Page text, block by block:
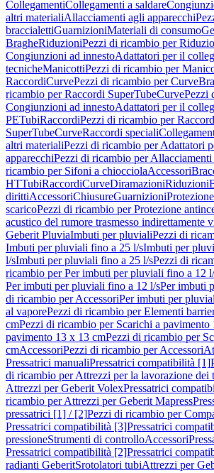
CollegamentiCollegamenti a saldare
altri materialiAllacciamenti agli apparecchi
braccialettiGuarnizioniMateriali di consumo
BragheRiduzioniPezzi di ricambio per
Congiunzioni ad innestoAdattatori per il
tecnicheManicottiPezzi di ricambio per
RaccordiCurvePezzi di ricambio per Curve
ricambio per Raccordi SuperTubeCurvePezzi
Congiunzioni ad innestoAdattatori per il
PETubiRaccordiPezzi di ricambio per
SuperTubeCurveRaccordi speciali
altri materialiPezzi di ricambio per Adattatori
apparecchiPezzi di ricambio per Allacciamenti
ricambio per Sifoni a chiocciolaAccessori
HTTubiRaccordiCurveDiramazioniRiduzioni
dirittiAccessoriChiusureGuarnizioni
scaricoPezzi di ricambio per Protezione
acustico del rumore trasmesso indirettamente
Geberit PluviaImbuti per pluvialiPezzi di
Imbuti per pluviali fino a 25 l/sImbuti per
l/sImbuti per pluviali fino a 25 l/sPezzi di
ricambio per Per imbuti per pluviali fino a 12
Per imbuti per pluviali fino a 12 l/sPer imbuti
di ricambio per AccessoriPer imbuti per
al vaporePezzi di ricambio per Elementi
cmPezzi di ricambio per Scarichi a pavimento
pavimento 13 x 13 cmPezzi di ricambio per
cmAccessoriPezzi di ricambio per Accessori
Pressatrici manualiPressatrici compatibilità [1]
di ricambio per Attrezzi per la lavorazione dei
Attrezzi per Geberit VolexPressatrici
ricambio per Attrezzi per Geberit Mapress
pressatrici [1] / [2]Pezzi di ricambio per
Pressatrici compatibilità [3]Pressatrici
pressioneStrumenti di controlloAccessori
Pressatrici compatibilità [2]Pressatrici
radianti GeberitSrotolatori tubiAttrezzi per